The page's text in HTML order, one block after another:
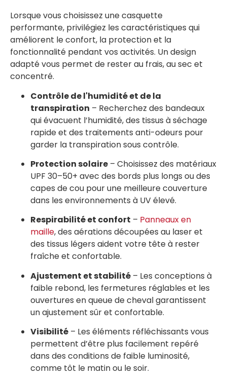
Lorsque vous choisissez une casquette
performante, privilégiez les caractéristiques qui
améliorent le confort, la protection et la
fonctionnalité pendant vos activités. Un design
adapté vous permet de rester au frais, au sec et
concentré.
Contrôle de l'humidité et de la
transpiration – Recherchez des bandeaux
qui évacuent l’humidité, des tissus à séchage
rapide et des traitements anti-odeurs pour
garder la transpiration sous contrôle.
Protection solaire – Choisissez des matériaux
UPF 30–50+ avec des bords plus longs ou des
capes de cou pour une meilleure couverture
dans les environnements à UV élevé.
Respirabilité et confort – Panneaux en
maille, des aérations découpées au laser et
des tissus légers aident votre tête à rester
fraîche et confortable.
Ajustement et stabilité – Les conceptions à
faible rebond, les fermetures réglables et les
ouvertures en queue de cheval garantissent
un ajustement sûr et confortable.
Visibilité – Les éléments réfléchissants vous
permettent d’être plus facilement repéré
dans des conditions de faible luminosité,
comme tôt le matin ou le soir.